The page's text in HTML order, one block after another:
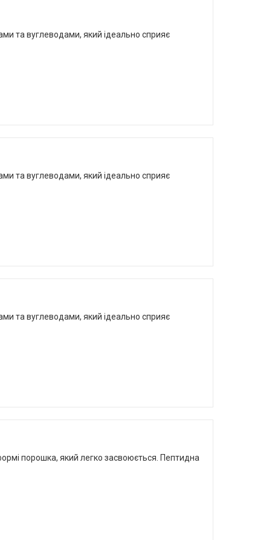
та вуглеводами, який ідеально сприяє
та вуглеводами, який ідеально сприяє
та вуглеводами, який ідеально сприяє
порошка, який легко засвоюється. Пептидна